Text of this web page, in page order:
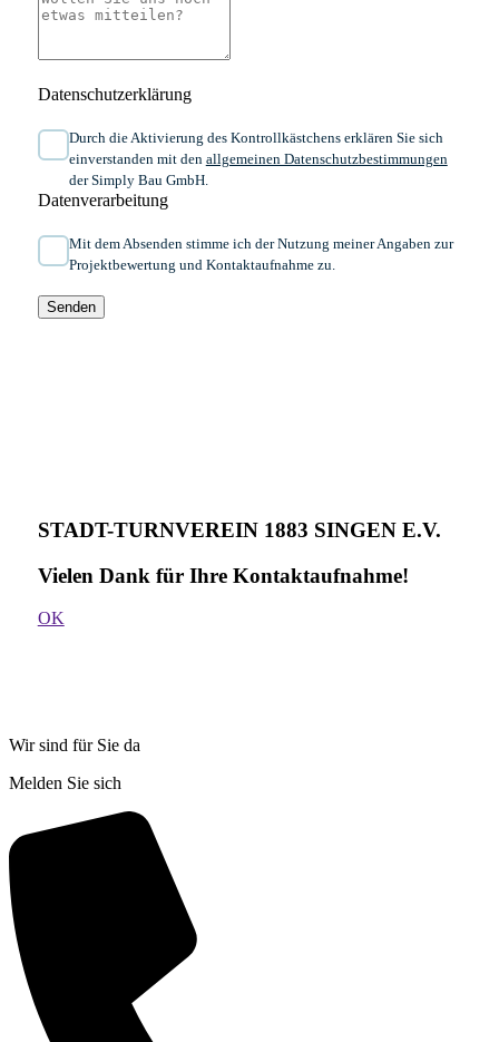
Datenschutzerklärung
Durch die Aktivierung des Kontrollkästchens erklären Sie sich
einverstanden mit den allgemeinen ​Daten­schutz­bestim­mungen​​​
der Simply Bau GmbH.
Datenverarbeitung
Mit dem Absenden stimme ich der Nutzung meiner Angaben zur
Projektbewertung und Kontaktaufnahme zu.
Senden
STADT-TURNVEREIN 1883 SINGEN E.V.
Vielen Dank für Ihre Kontakt­aufnahme!
OK
Wir sind für Sie da
Melden Sie sich